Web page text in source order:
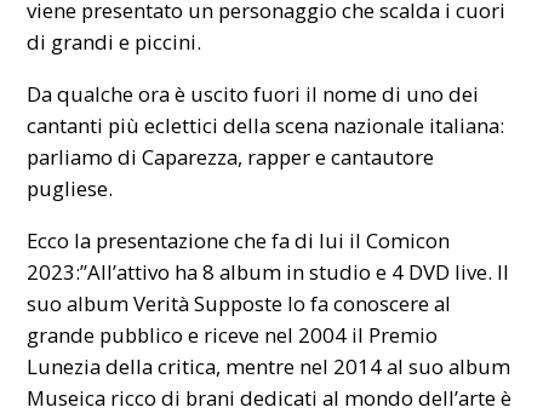
viene presentato un personaggio che scalda i cuori
di grandi e piccini.
Da qualche ora è uscito fuori il nome di uno dei
cantanti più eclettici della scena nazionale italiana:
parliamo di Caparezza, rapper e cantautore
pugliese.
Ecco la presentazione che fa di lui il Comicon
2023:”All’attivo ha 8 album in studio e 4 DVD live. Il
suo album Verità Supposte lo fa conoscere al
grande pubblico e riceve nel 2004 il Premio
Lunezia della critica, mentre nel 2014 al suo album
Museica ricco di brani dedicati al mondo dell’arte è